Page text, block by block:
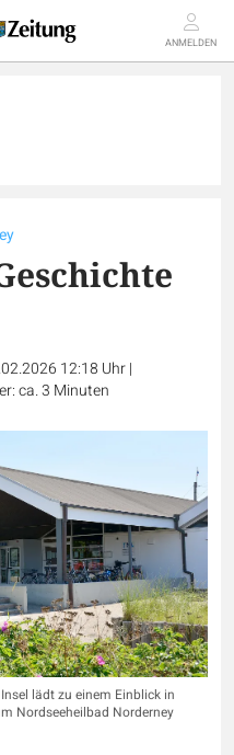
ANMELDEN
12:18 Uhr|
ca. 3 Minuten
lädt zu einem Einblick in
Nordseeheilbad Norderney